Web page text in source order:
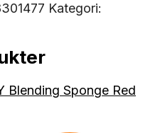
Kategori: